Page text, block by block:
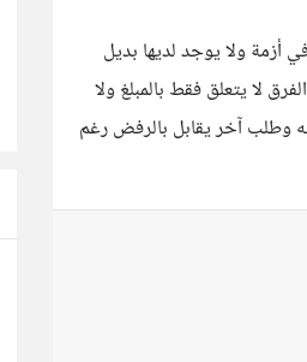
أزمة ولا يوجد لديها بديل
لا يتعلق فقط بالمبلغ ولا
وطلب آخر يقابل بالرفض رغم